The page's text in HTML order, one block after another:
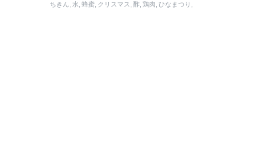
ちきん
水 蜂蜜 クリスマス 酢 鶏肉 ひなまつり